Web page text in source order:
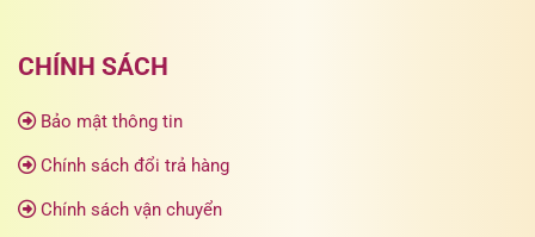
CHÍNH SÁCH
Bảo mật thông tin
Chính sách đổi trả hàng
Chính sách vận chuyển